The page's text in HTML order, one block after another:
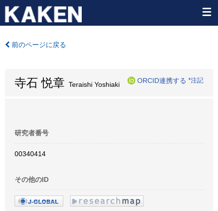
前のページに戻る
寺石 悦章 Teraishi Yoshiaki
ORCID連携する *注記
研究者番号
00340414
その他のID